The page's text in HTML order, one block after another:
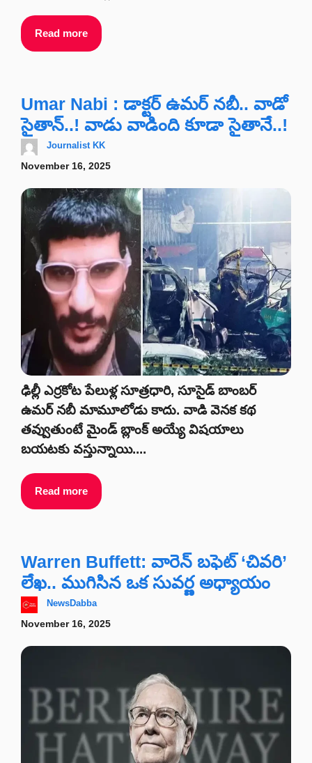
Read more
Umar Nabi : డాక్టర్‌ ఉమర్‌ నబీ.. వాడో
సైతాన్..! వాడు వాడింది కూడా సైతానే..!
Journalist KK
November 16, 2025
ఢిల్లీ ఎర్రకోట పేలుళ్ల సూత్రధారి, సూసైడ్‌ బాంబర్‌
ఉమర్‌ నబీ మామూలోడు కాదు. వాడి వెనక కథ
తవ్వుతుంటే మైండ్‌ బ్లాంక్ అయ్యే విషయాలు
బయటకు వస్తున్నాయి....
Read more
Warren Buffett: వారెన్ బఫెట్ ‘చివరి’
లేఖ.. ముగిసిన ఒక సువర్ణ అధ్యాయం
NewsDabba
November 16, 2025